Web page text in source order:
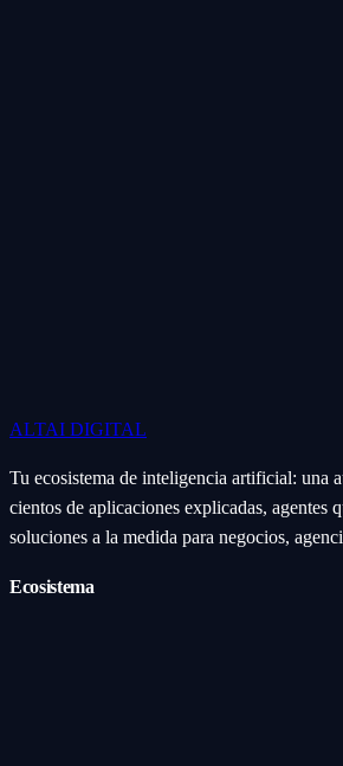
ALTAI DIGITAL
Tu ecosistema de inteligencia artificial: una
cientos de aplicaciones explicadas, agentes
soluciones a la medida para negocios,
Ecosistema